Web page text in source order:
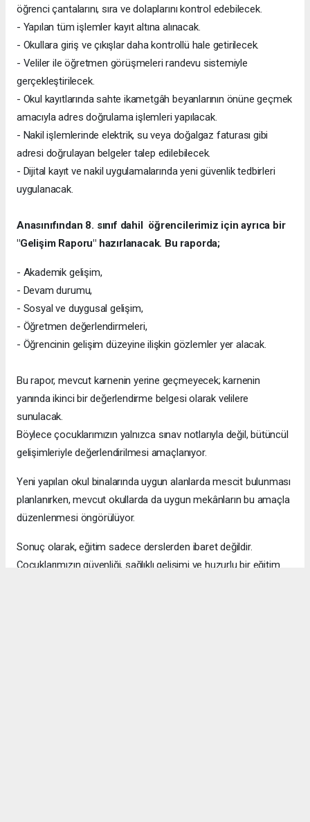
öğrenci çantalarını, sıra ve dolaplarını kontrol edebilecek.
- Yapılan tüm işlemler kayıt altına alınacak.
- Okullara giriş ve çıkışlar daha kontrollü hale getirilecek.
- Veliler ile öğretmen görüşmeleri randevu sistemiyle
gerçekleştirilecek.
- Okul kayıtlarında sahte ikametgâh beyanlarının önüne geçmek
amacıyla adres doğrulama işlemleri yapılacak.
- Nakil işlemlerinde elektrik, su veya doğalgaz faturası gibi
adresi doğrulayan belgeler talep edilebilecek.
- Dijital kayıt ve nakil uygulamalarında yeni güvenlik tedbirleri
uygulanacak.
Anasınıfından 8. sınıf dahil öğrencilerimiz için ayrıca bir
"Gelişim Raporu" hazırlanacak. Bu raporda;
- Akademik gelişim,
- Devam durumu,
- Sosyal ve duygusal gelişim,
- Öğretmen değerlendirmeleri,
- Öğrencinin gelişim düzeyine ilişkin gözlemler yer alacak.
Bu rapor, mevcut karnenin yerine geçmeyecek; karnenin
yanında ikinci bir değerlendirme belgesi olarak velilere
sunulacak.
Böylece çocuklarımızın yalnızca sınav notlarıyla değil, bütüncül
gelişimleriyle değerlendirilmesi amaçlanıyor.
Yeni yapılan okul binalarında uygun alanlarda mescit bulunması
planlanırken, mevcut okullarda da uygun mekânların bu amaçla
düzenlenmesi öngörülüyor.
Sonuç olarak, eğitim sadece derslerden ibaret değildir.
Çocuklarımızın güvenliği, sağlıklı gelişimi ve huzurlu bir eğitim